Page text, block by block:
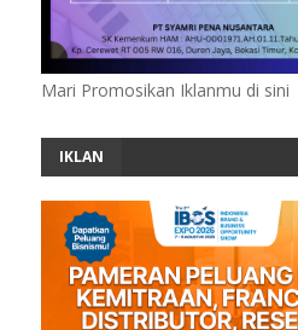
Mari Promosikan Iklanmu di sini
IKLAN